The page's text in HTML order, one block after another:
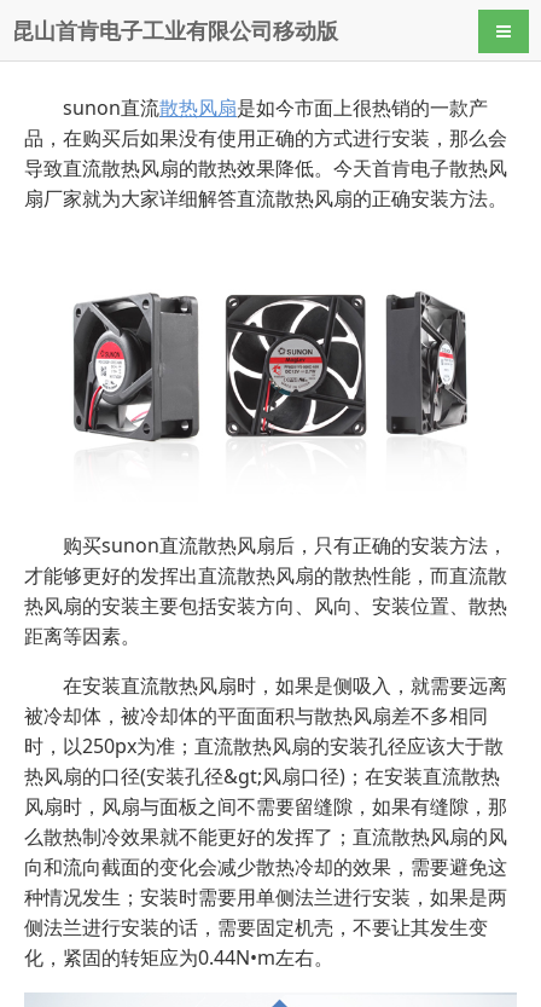
昆山首肯电子工业有限公司移动版 导航
sunon直流散热风扇是如今市面上很热销的一款产
品，在购买后如果没有使用正确的方式进行安装，那么会
导致直流散热风扇的散热效果降低。今天首肯电子散热风
扇厂家就为大家详细解答直流散热风扇的正确安装方法。
购买sunon直流散热风扇后，只有正确的安装方法，
才能够更好的发挥出直流散热风扇的散热性能，而直流散
热风扇的安装主要包括安装方向、风向、安装位置、散热
距离等因素。
在安装直流散热风扇时，如果是侧吸入，就需要远离
被冷却体，被冷却体的平面面积与散热风扇差不多相同
时，以250px为准；直流散热风扇的安装孔径应该大于散
热风扇的口径(安装孔径&gt;风扇口径)；在安装直流散热
风扇时，风扇与面板之间不需要留缝隙，如果有缝隙，那
么散热制冷效果就不能更好的发挥了；直流散热风扇的风
向和流向截面的变化会减少散热冷却的效果，需要避免这
种情况发生；安装时需要用单侧法兰进行安装，如果是两
侧法兰进行安装的话，需要固定机壳，不要让其发生变
化，紧固的转矩应为0.44N•m左右。